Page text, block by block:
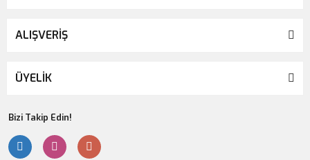
ALIŞVERİŞ
ÜYELİK
Bizi Takip Edin!